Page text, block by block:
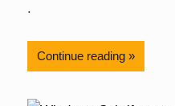
.
Continue reading